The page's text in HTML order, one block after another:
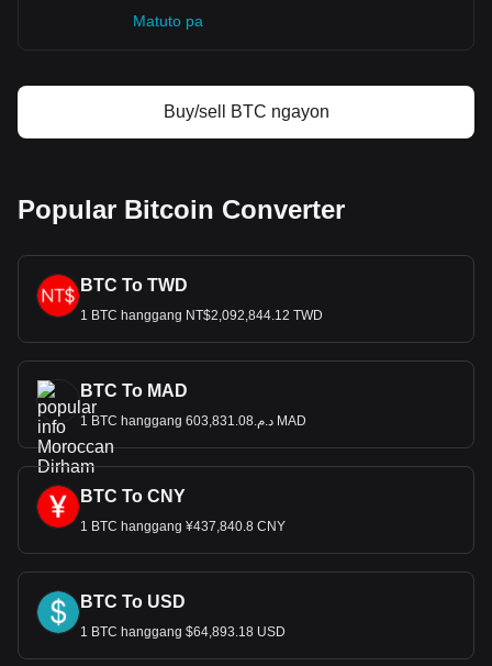
Matuto pa
Buy/sell BTC ngayon
Popular Bitcoin Converter
BTC To TWD
1 BTC hanggang NT$2,092,844.12 TWD
BTC To MAD
1 BTC hanggang د.م.603,831.08 MAD
BTC To CNY
1 BTC hanggang ¥437,840.8 CNY
BTC To USD
1 BTC hanggang $64,893.18 USD